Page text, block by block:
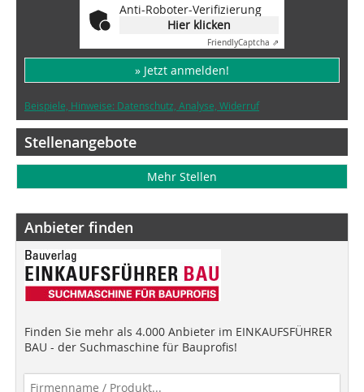
Anti-Roboter-Verifizierung
Hier klicken
FriendlyCaptcha ⇗
» Jetzt anmelden!
Beispiele, Hinweise: Datenschutz, Analyse, Widerruf
Stellenangebote
Mehr Stellen
Anbieter finden
Finden Sie mehr als 4.000 Anbieter im EINKAUFSFÜHRER
BAU - der Suchmaschine für Bauprofis!